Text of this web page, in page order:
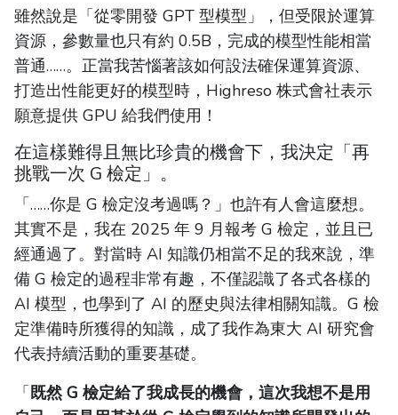
雖然說是「從零開發 GPT 型模型」，但受限於運算
資源，參數量也只有約 0.5B，完成的模型性能相當
普通……。正當我苦惱著該如何設法確保運算資源、
打造出性能更好的模型時，Highreso 株式會社表示
願意提供 GPU 給我們使用！
在這樣難得且無比珍貴的機會下，我決定「再
挑戰一次 G 檢定」。
「……你是 G 檢定沒考過嗎？」也許有人會這麼想。
其實不是，我在 2025 年 9 月報考 G 檢定，並且已
經通過了。對當時 AI 知識仍相當不足的我來說，準
備 G 檢定的過程非常有趣，不僅認識了各式各樣的
AI 模型，也學到了 AI 的歷史與法律相關知識。G 檢
定準備時所獲得的知識，成了我作為東大 AI 研究會
代表持續活動的重要基礎。
「既然 G 檢定給了我成長的機會，這次我想不是用